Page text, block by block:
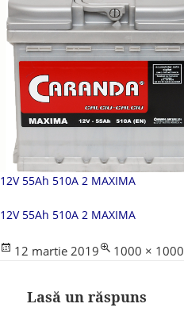
12V 55Ah 510A 2 MAXIMA
12V 55Ah 510A 2 MAXIMA
Posted
12 martie 2019
Full
1000 × 1000
Lasă un răspuns